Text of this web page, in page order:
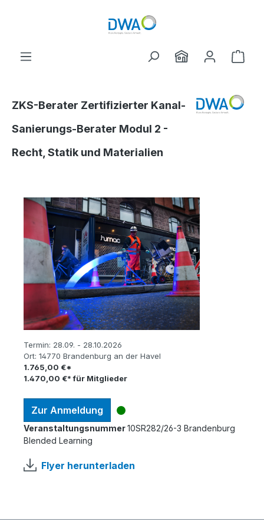
ZKS-Berater Zertifizierter Kanal-
Sanierungs-Berater Modul 2 -
Recht, Statik und Materialien
Bildergalerie überspringen
Termin: 28.09. - 28.10.2026
Ort: 14770 Brandenburg an der Havel
1.765,00 €*
1.470,00 €* für Mitglieder
Zur Anmeldung
Veranstaltungsnummer10SR282/26-3 Brandenburg
Blended Learning
Flyer herunterladen